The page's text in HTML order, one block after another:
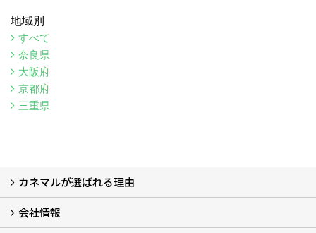
地域別
すべて
奈良県
大阪府
京都府
三重県
カネマルが選ばれる理由
カネマルが選ばれる理由
会社情報